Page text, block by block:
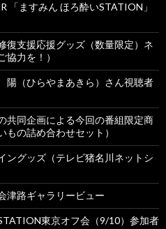
ますみん ほろ酔いSTATION」
支援応援グッズ（数量限定）ネ
協力を！）
（ひらやまあきら）さん視聴者
同企画による今回の番組限定商
の詰め合わせセット）
グッズ（テレビ猪名川ネットシ
路ギャラリービュー
東京オフ会（9/10）参加者